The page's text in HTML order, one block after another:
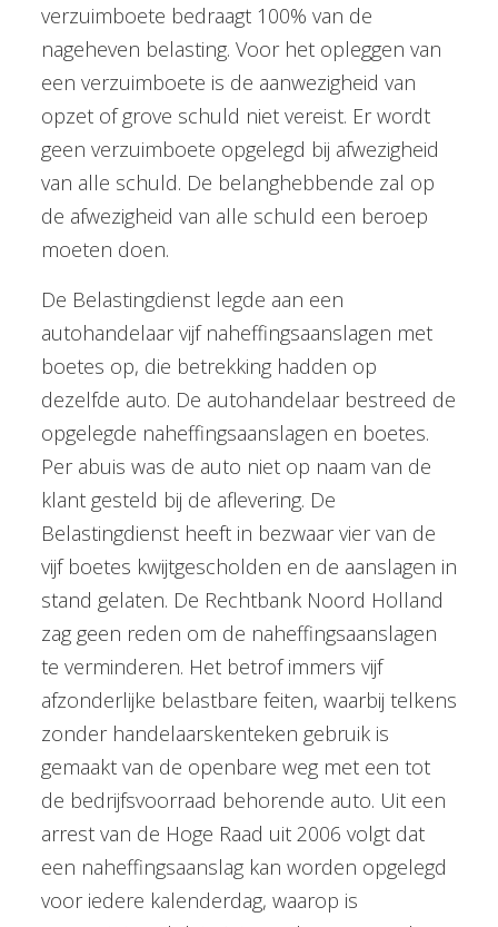
verzuimboete bedraagt 100% van de
nageheven belasting. Voor het opleggen van
een verzuimboete is de aanwezigheid van
opzet of grove schuld niet vereist. Er wordt
geen verzuimboete opgelegd bij afwezigheid
van alle schuld. De belanghebbende zal op
de afwezigheid van alle schuld een beroep
moeten doen.
De Belastingdienst legde aan een
autohandelaar vijf naheffingsaanslagen met
boetes op, die betrekking hadden op
dezelfde auto. De autohandelaar bestreed de
opgelegde naheffingsaanslagen en boetes.
Per abuis was de auto niet op naam van de
klant gesteld bij de aflevering. De
Belastingdienst heeft in bezwaar vier van de
vijf boetes kwijtgescholden en de aanslagen in
stand gelaten. De Rechtbank Noord Holland
zag geen reden om de naheffingsaanslagen
te verminderen. Het betrof immers vijf
afzonderlijke belastbare feiten, waarbij telkens
zonder handelaarskenteken gebruik is
gemaakt van de openbare weg met een tot
de bedrijfsvoorraad behorende auto. Uit een
arrest van de Hoge Raad uit 2006 volgt dat
een naheffingsaanslag kan worden opgelegd
voor iedere kalenderdag, waarop is